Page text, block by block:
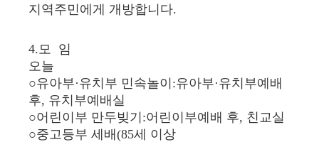
지역주민에게 개방합니다.
4.모 임
오늘
○유아부·유치부 민속놀이:유아부·유치부예배
후, 유치부예배실
○어린이부 만두빚기:어린이부예배 후, 친교실
○중고등부 세배(85세 이상